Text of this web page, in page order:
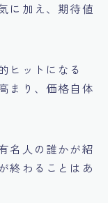
に加え、期待値
ヒットになる
まり、価格自体
名人の誰かが紹
終わることはあ